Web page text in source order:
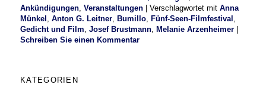
Ankündigungen ,Veranstaltungen |Verschlagwortet mit Anna
Münkel
,Anton G. Leitner Bumillo Fünf-Seen-Filmfestival
Gedicht und Film ,Josef Brustmann Melanie Arzenheimer
Schreiben Sie einen Kommentar
KATEGORIEN